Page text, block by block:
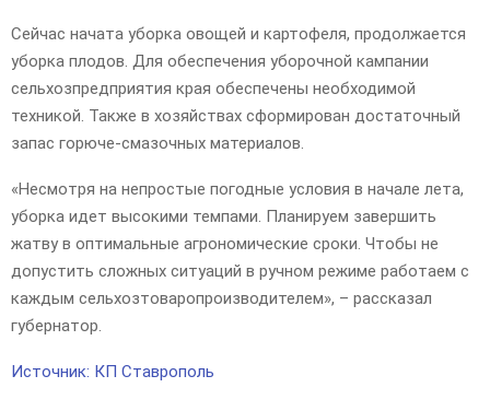
Сейчас начата уборка овощей и картофеля, продолжается
уборка плодов. Для обеспечения уборочной кампании
сельхозпредприятия края обеспечены необходимой
техникой. Также в хозяйствах сформирован достаточный
запас горюче-смазочных материалов.
«Несмотря на непростые погодные условия в начале лета,
уборка идет высокими темпами. Планируем завершить
жатву в оптимальные агрономические сроки. Чтобы не
допустить сложных ситуаций в ручном режиме работаем с
каждым сельхозтоваропроизводителем», – рассказал
губернатор.
Источник: КП Ставрополь